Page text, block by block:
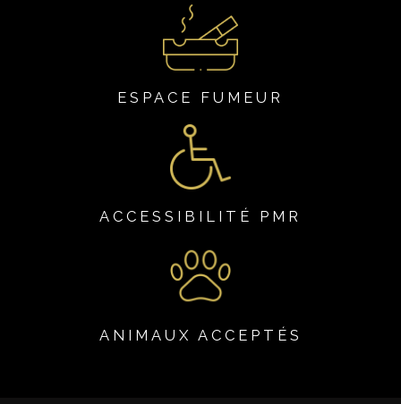
ESPACE FUMEUR
ACCESSIBILITÉ PMR
ANIMAUX ACCEPTÉS